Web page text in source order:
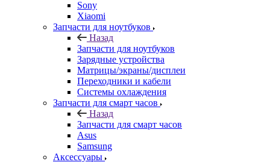
Sony
Xiaomi
Запчасти для ноутбуков
Назад
Запчасти для ноутбуков
Зарядные устройства
Матрицы/экраны/дисплеи
Переходники и кабели
Системы охлаждения
Запчасти для смарт часов
Назад
Запчасти для смарт часов
Asus
Samsung
Аксессуары